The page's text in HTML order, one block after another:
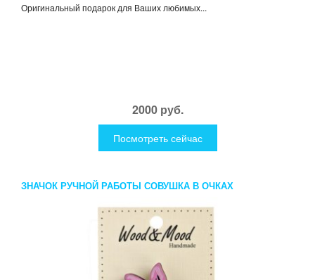
Оригинальный подарок для Ваших любимых...
2000 руб.
Посмотреть сейчас
ЗНАЧОК РУЧНОЙ РАБОТЫ СОВУШКА В ОЧКАХ